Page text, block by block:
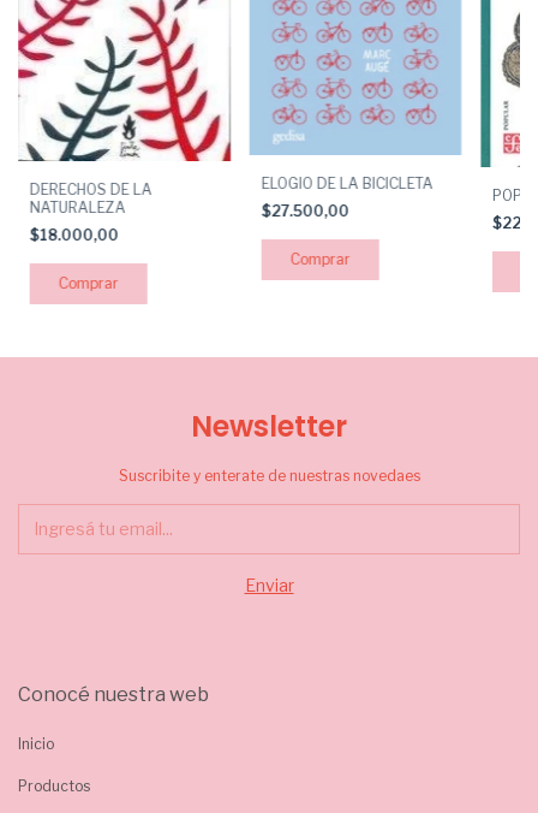
DERECHOS DE LA
NATURALEZA
$18.000,00
ELOGIO DE LA BICICLETA
$27.500,00
Newsletter
Suscribite y enterate de nuestras novedaes
Conocé nuestra web
Inicio
Productos